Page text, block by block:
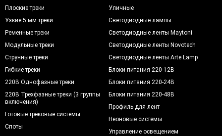
Плоские треки
Узкие 5 мм треки
Ременные треки
Модульные треки
Струнные треки
Гибкие треки
220В Однофазные треки
220В Трехфазные треки (3 группы
включения)
Готовые трековые системы
Споты
Уличные
Светодиодные лампы
Светодиодные ленты Maytoni
Светодиодные ленты Novotech
Светодиодные ленты Arte Lamp
Блоки питания 220-12В
Блоки питания 220-24В
Блоки питания 220-48В
Профиль для лент
Неоновые системы
Управление освещением